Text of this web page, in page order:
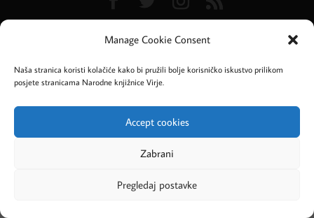
Manage Cookie Consent
Naša stranica koristi kolačiće kako bi pružili bolje korisničko iskustvo prilikom
posjete stranicama Narodne knjižnice Virje.
Accept cookies
Zabrani
Pregledaj postavke